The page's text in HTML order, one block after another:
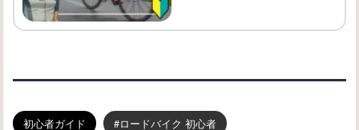
初心者ガイド ロードバイク 初心者